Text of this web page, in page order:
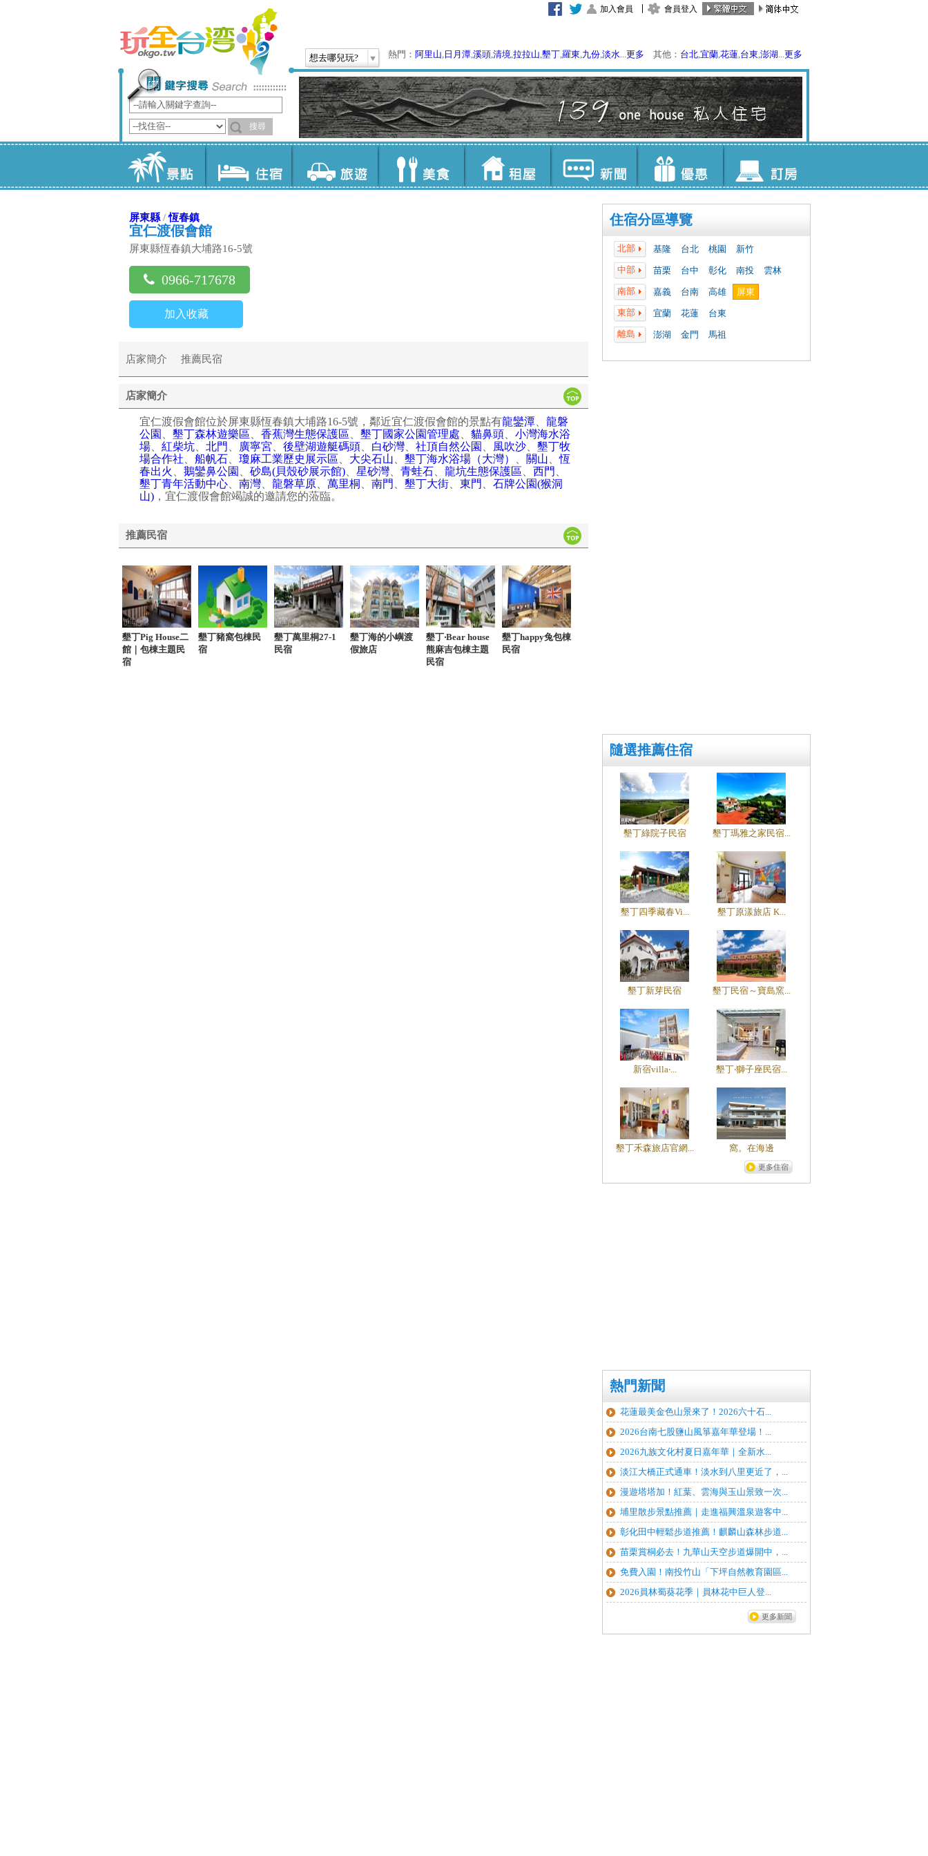
加入會員 會員登入
想去哪兒玩? 熱門： 阿里山, 日月潭,溪頭,清境,拉拉山,墾丁,羅東,九份,淡水...更多 其他： 台北,宜蘭,花蓮,台東,澎湖...更多
住宿分區導覽
北部 基隆 台北 桃園
新竹
中部
苗栗 台中 彰化 南投
雲林
南部
嘉義 台南 高雄
屏東
東部
宜蘭 花蓮
台東
離島
澎湖 金門 馬祖
隨選推薦住宿
墾丁綠院子民宿 墾丁瑪雅之家民宿...
墾丁四季藏春Vi... 墾丁原漾旅店 K...
墾丁新芽民宿 墾丁民宿～寶島窯...
新宿villa‧... 墾丁‧獅子座民宿...
墾丁禾森旅店官網... 窩。在海邊
更多住宿
熱門新聞
花蓮最美金色山景來了！2026六十石...
2026台南七股鹽山風箏嘉年華登場！...
2026九族文化村夏日嘉年華｜全新水...
淡江大橋正式通車！淡水到八里更近了，...
漫遊塔塔加！紅葉、雲海與玉山景致一次...
埔里散步景點推薦｜走進福興溫泉遊客中...
彰化田中輕鬆步道推薦！麒麟山森林步道...
苗栗賞桐必去！九華山天空步道爆開中，...
免費入園！南投竹山「下坪自然教育園區...
2026員林蜀葵花季｜員林花中巨人登...
更多新聞
屏東縣/恆春鎮
宜仁渡假會館
屏東縣恆春鎮大埔路16-5號
0966-717678
加入收藏
店家簡介 推薦民宿
店家簡介
宜仁渡假會館位於屏東縣恆春鎮大埔路16-5號，鄰近宜仁渡假會館的景點有龍鑾潭
龍磐
公園
墾丁森林遊樂區 香蕉灣生態保護區 墾丁國家公園管理處 貓鼻頭
小灣海水浴
場
紅柴坑 北門 廣寧宮 後壁湖遊艇碼頭 白砂灣 社頂自然公園 風吹沙
墾丁牧
場合作社
船帆石 瓊麻工業歷史展示區 大尖石山 墾丁海水浴場（大灣） 關山 、恆
春出火
鵝鑾鼻公園 砂島(貝殼砂展示館) 星砂灣 青蛙石 龍坑生態保護區 西門
墾丁青年活動中心
南灣 龍磐草原 萬里桐 南門 墾丁大街 東門
石牌公園(猴洞
山) ，宜仁渡假會館竭誠的邀請您的蒞臨。
推薦民宿
墾丁Pig House二
館｜包棟主題民
宿
墾丁豬窩包棟民
宿
墾丁萬里桐27-1
民宿
墾丁海的小嶼渡
假旅店
墾丁‧Bear house
熊麻吉包棟主題
民宿
墾丁happy兔包棟
民宿